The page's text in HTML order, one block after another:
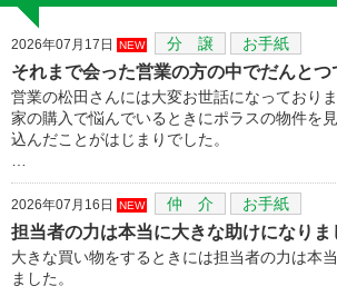
2026年07月17日 NEW 分 譲 お手紙
それまで会った営業の方の中でだんと
営業の松田さんには大変お世話になっておりま
家の購入で悩んでいるときにポラスの物件を
込んだことがはじまりでした。
2026年07月16日 NEW 仲 介 お手紙
担当者の力は本当に大きな助けになりま
大きな買い物をするときには担当者の力は本
ました。